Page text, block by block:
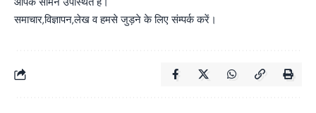
समाचार,विज्ञापन,लेख व हमसे जुड़ने के लिए संम्पर्क करें।